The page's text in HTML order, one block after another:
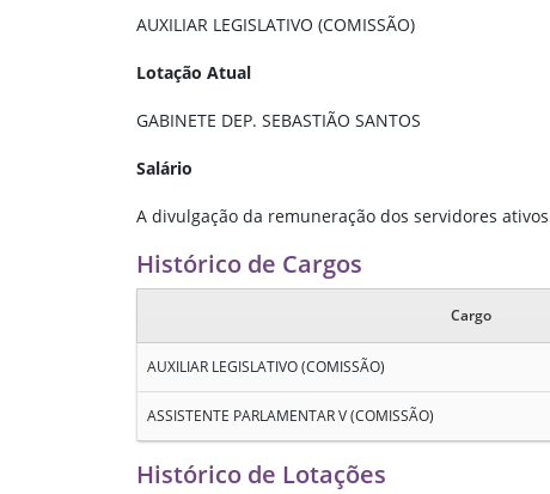
AUXILIAR LEGISLATIVO (COMISSÃO)
Lotação Atual
GABINETE DEP. SEBASTIÃO SANTOS
Salário
A divulgação da remuneração dos servidores
Histórico de Cargos
Cargo
AUXILIAR LEGISLATIVO (COMISSÃO)
ASSISTENTE PARLAMENTAR V (COMISSÃO)
Histórico de Lotações